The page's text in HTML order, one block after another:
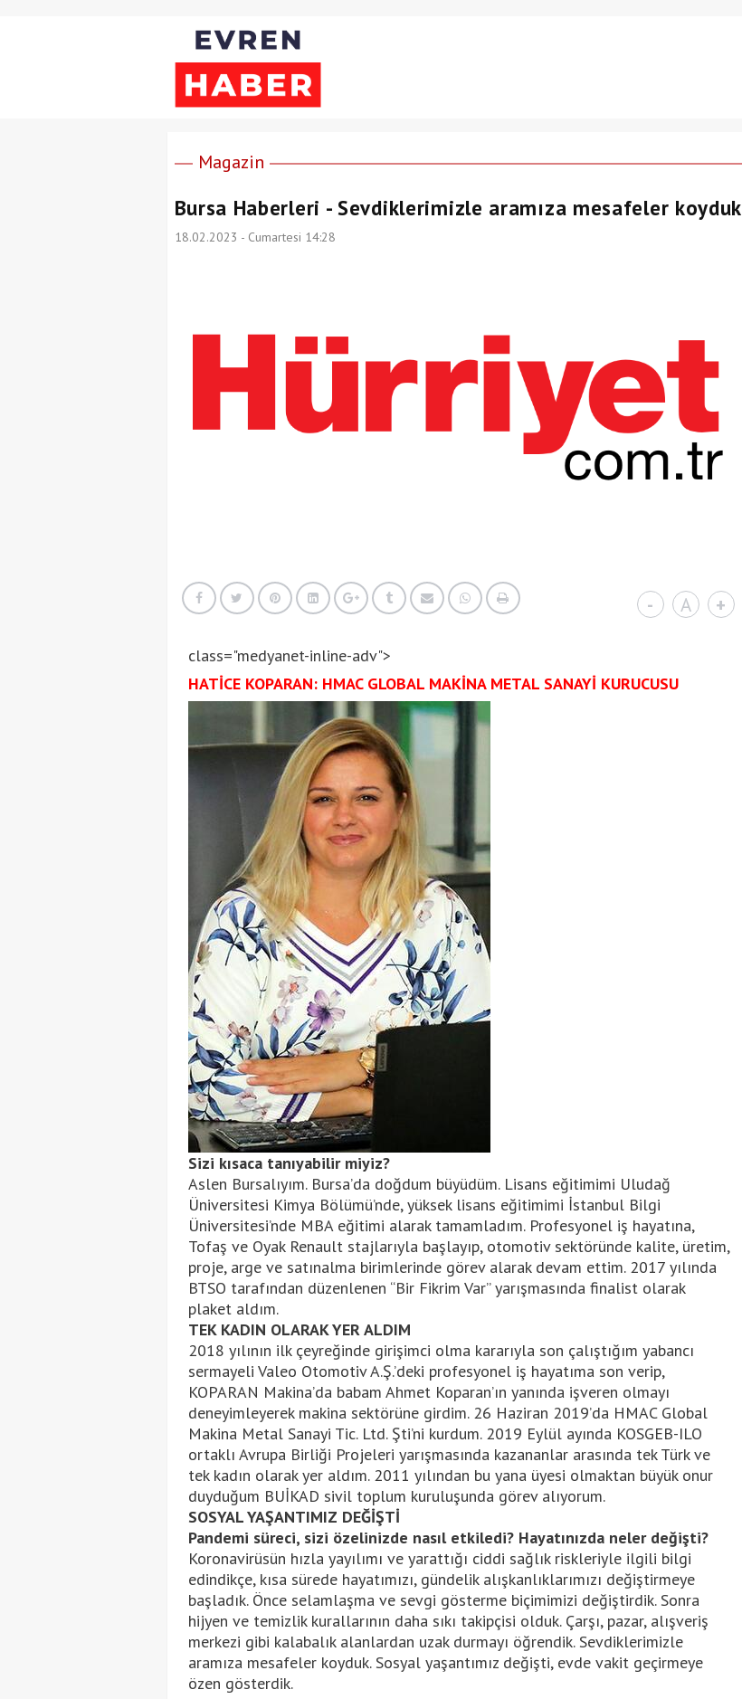
Magazin
Bursa Haberleri - Sevdiklerimizle aramıza mesafeler koyduk
18.02.2023 - Cumartesi 14:28
- A +
class="medyanet-inline-adv">
HATİCE KOPARAN: HMAC GLOBAL MAKİNA METAL SANAYİ KURUCUSU
Sizi kısaca tanıyabilir miyiz?
Aslen Bursalıyım. Bursa’da doğdum büyüdüm. Lisans eğitimimi Uludağ
Üniversitesi Kimya Bölümü’nde, yüksek lisans eğitimimi İstanbul Bilgi
Üniversitesi’nde MBA eğitimi alarak tamamladım. Profesyonel iş hayatına,
Tofaş ve Oyak Renault stajlarıyla başlayıp, otomotiv sektöründe kalite, üretim,
proje, arge ve satınalma birimlerinde görev alarak devam ettim. 2017 yılında
BTSO tarafından düzenlenen “Bir Fikrim Var” yarışmasında finalist olarak
plaket aldım.
TEK KADIN OLARAK YER ALDIM
2018 yılının ilk çeyreğinde girişimci olma kararıyla son çalıştığım yabancı
sermayeli Valeo Otomotiv A.Ş.’deki profesyonel iş hayatıma son verip,
KOPARAN Makina’da babam Ahmet Koparan’ın yanında işveren olmayı
deneyimleyerek makina sektörüne girdim. 26 Haziran 2019’da HMAC Global
Makina Metal Sanayi Tic. Ltd. Şti’ni kurdum. 2019 Eylül ayında KOSGEB-ILO
ortaklı Avrupa Birliği Projeleri yarışmasında kazananlar arasında tek Türk ve
tek kadın olarak yer aldım. 2011 yılından bu yana üyesi olmaktan büyük onur
duyduğum BUİKAD sivil toplum kuruluşunda görev alıyorum.
SOSYAL YAŞANTIMIZ DEĞİŞTİ
Pandemi süreci, sizi özelinizde nasıl etkiledi? Hayatınızda neler değişti?
Koronavirüsün hızla yayılımı ve yarattığı ciddi sağlık riskleriyle ilgili bilgi
edindikçe, kısa sürede hayatımızı, gündelik alışkanlıklarımızı değiştirmeye
başladık. Önce selamlaşma ve sevgi gösterme biçimimizi değiştirdik. Sonra
hijyen ve temizlik kurallarının daha sıkı takipçisi olduk. Çarşı, pazar, alışveriş
merkezi gibi kalabalık alanlardan uzak durmayı öğrendik. Sevdiklerimizle
aramıza mesafeler koyduk. Sosyal yaşantımız değişti, evde vakit geçirmeye
özen gösterdik.